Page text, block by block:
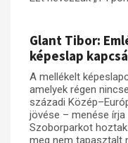
Glant Tibor:
képeslap
A mellékelt
amelyek régen
századi
jövése – menése írja
Szoborparkot
meg nem tapasztalt